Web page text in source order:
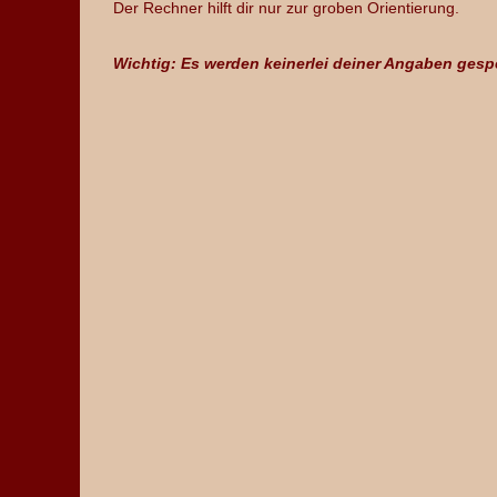
Der Rechner hilft dir nur zur groben Orientierung.
Wichtig: Es werden keinerlei deiner Angaben